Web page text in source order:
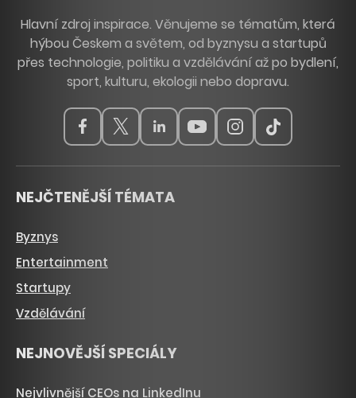
Hlavní zdroj inspirace. Věnujeme se tématům, která
hýbou Českem a světem, od byznysu a startupů
přes technologie, politiku a vzdělávání až po bydlení,
sport, kulturu, ekologii nebo dopravu.
NEJČTENĚJŠÍ TÉMATA
Byznys
Entertainment
Startupy
Vzdělávání
NEJNOVĚJŠÍ SPECIÁLY
Nejvlivnější CEOs na LinkedInu